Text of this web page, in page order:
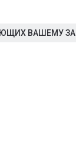
ВАШЕМУ